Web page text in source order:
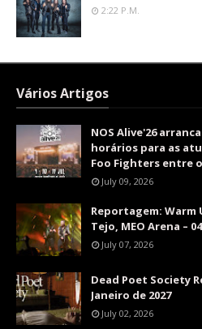
2:22 P.m.
Vários Artigos
NOS Alive'26
horários para as
Foo Fighters entre
July 09, 2026
Reportagem: Warm
Tejo, MEO Arena –
July 07, 2026
Dead Poet Society
Janeiro de 2027
July 02, 2026